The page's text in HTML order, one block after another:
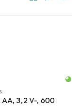
3,2 V-, 600